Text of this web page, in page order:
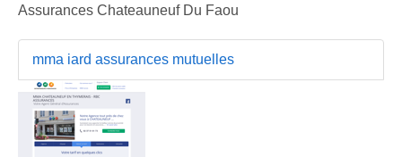
Assurances Chateauneuf Du Faou
mma iard assurances mutuelles